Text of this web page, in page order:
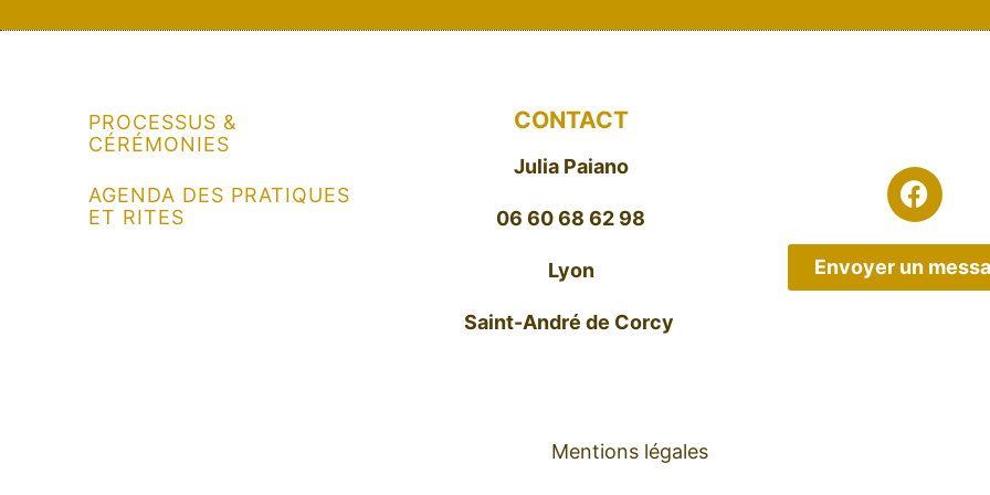
PROCESSUS &
CÉRÉMONIES
AGENDA DES PRATIQUES
ET RITES
CONTACT
Julia Paiano
06 60 68 62 98
Lyon
Saint-André de Corcy
Envoyer un
Mentions légales